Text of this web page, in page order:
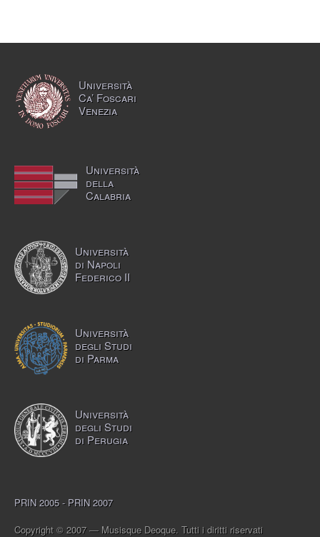
Università
Ca’ Foscari
Venezia
Università
della
Calabria
Università
di Napoli
Federico II
Università
degli Studi
di Parma
Università
degli Studi
di Perugia
PRIN 2005 - PRIN 2007
Copyright © 2007 — Musisque Deoque. Tutti i diritti riservati